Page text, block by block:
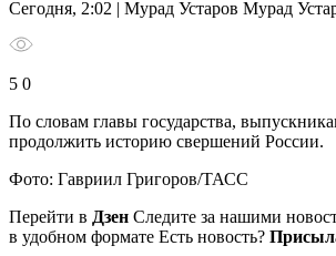
Сегодня, 2:02 | Мурад Устаров Мурад
5 0
По словам главы государства,
продолжить историю свершений России.
Фото: Гавриил Григоров/ТАСС
Перейти в Дзен Следите за нашими
в удобном формате Есть новость?